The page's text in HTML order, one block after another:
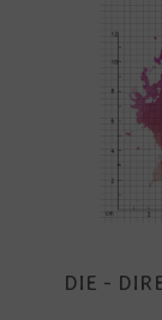
DIE -